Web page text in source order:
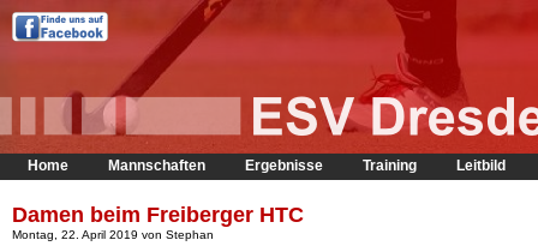
Home Mannschaften Ergebnisse Training Leitbild
Damen beim Freiberger HTC
Montag, 22. April 2019 von Stephan